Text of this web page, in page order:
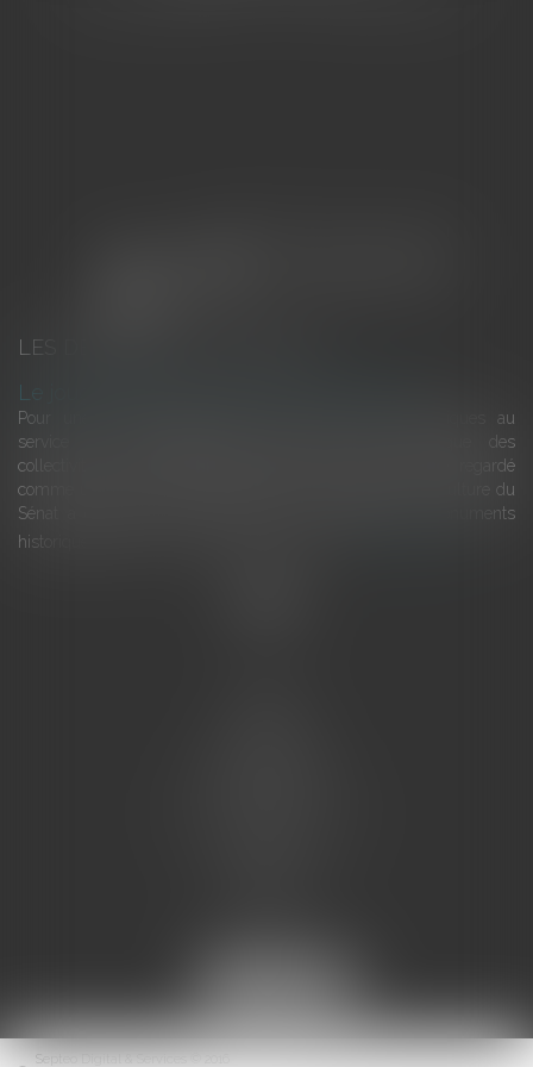
LES DERNIÈRES ACTUALITÉS
Le joug léger des monuments historiques
Pour une gestion patrimoniale des monuments historiques au
service du développement économique et touristique des
collectivités Le monument historique a longtemps été regardé
comme une charge. Le rapport que la commission de la culture du
Sénat a consacré, en juillet 2026, à la gestion des monuments
historiques invite à y voir aussi une ressour...
Septeo Digital & Services © 2016